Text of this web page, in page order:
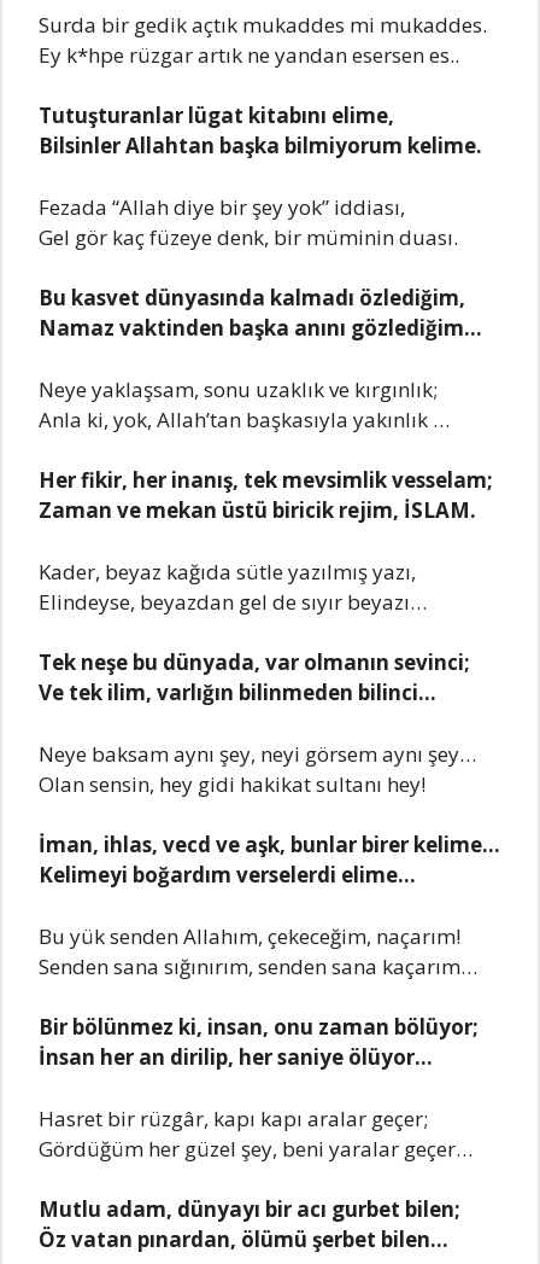
Surda bir gedik açtık mukaddes mi mukaddes.
Ey k*hpe rüzgar artık ne yandan esersen es..
Tutuşturanlar lügat kitabını elime,
Bilsinler Allahtan başka bilmiyorum kelime.
Fezada “Allah diye bir şey yok” iddiası,
Gel gör kaç füzeye denk, bir müminin duası.
Bu kasvet dünyasında kalmadı özlediğim,
Namaz vaktinden başka anını gözlediğim…
Neye yaklaşsam, sonu uzaklık ve kırgınlık;
Anla ki, yok, Allah’tan başkasıyla yakınlık …
Her fikir, her inanış, tek mevsimlik vesselam;
Zaman ve mekan üstü biricik rejim, İSLAM.
Kader, beyaz kağıda sütle yazılmış yazı,
Elindeyse, beyazdan gel de sıyır beyazı…
Tek neşe bu dünyada, var olmanın sevinci;
Ve tek ilim, varlığın bilinmeden bilinci…
Neye baksam aynı şey, neyi görsem aynı şey…
Olan sensin, hey gidi hakikat sultanı hey!
İman, ihlas, vecd ve aşk, bunlar birer kelime…
Kelimeyi boğardım verselerdi elime…
Bu yük senden Allahım, çekeceğim, naçarım!
Senden sana sığınırım, senden sana kaçarım…
Bir bölünmez ki, insan, onu zaman bölüyor;
İnsan her an dirilip, her saniye ölüyor…
Hasret bir rüzgâr, kapı kapı aralar geçer;
Gördüğüm her güzel şey, beni yaralar geçer…
Mutlu adam, dünyayı bir acı gurbet bilen;
Öz vatan pınardan, ölümü şerbet bilen…